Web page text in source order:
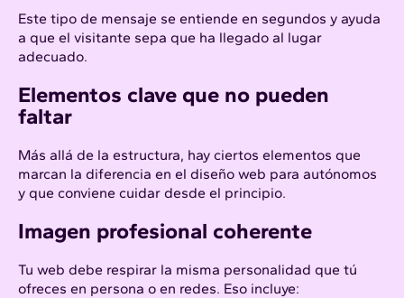
Este tipo de mensaje se entiende en segundos y ayuda
a que el visitante sepa que ha llegado al lugar
adecuado.
Elementos clave que no pueden
faltar
Más allá de la estructura, hay ciertos elementos que
marcan la diferencia en el diseño web para autónomos
y que conviene cuidar desde el principio.
Imagen profesional coherente
Tu web debe respirar la misma personalidad que tú
ofreces en persona o en redes. Eso incluye: